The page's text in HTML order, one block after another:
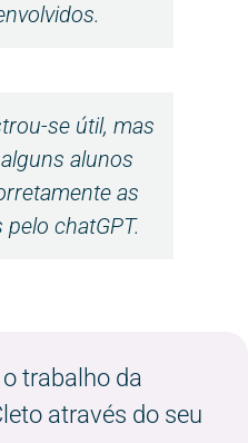
se útil, mas
alunos
as
chatGPT.
trabalho da
através do seu